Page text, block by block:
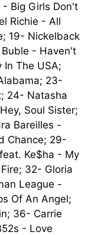
- Big Girls Don't
Richie - All
19- Nickelback
- Haven't
In The USA;
23-
24- Natasha
Soul Sister;
Bareilles -
Chance; 29-
Ke$ha - My
32- Gloria
League -
Of An Angel;
36- Carrie
- Love